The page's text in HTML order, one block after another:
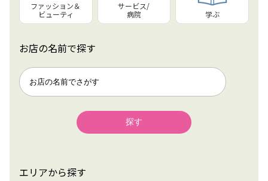
ファッション＆
ビューティ
サービス/
病院
学ぶ
お店の名前で探す
エリアから探す